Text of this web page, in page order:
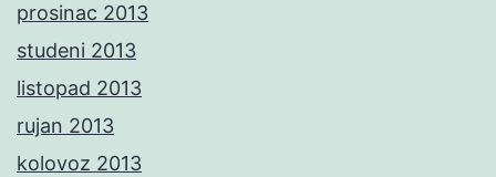
prosinac 2013
studeni 2013
listopad 2013
rujan 2013
kolovoz 2013